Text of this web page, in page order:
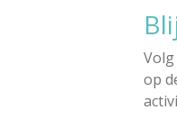
op